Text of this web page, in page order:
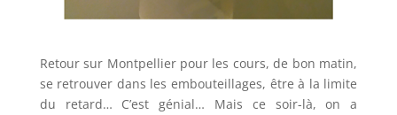
Retour sur Montpellier pour les cours, de bon matin,
se retrouver dans les embouteillages, être à la limite
du retard… C’est génial… Mais ce soir-là, on a